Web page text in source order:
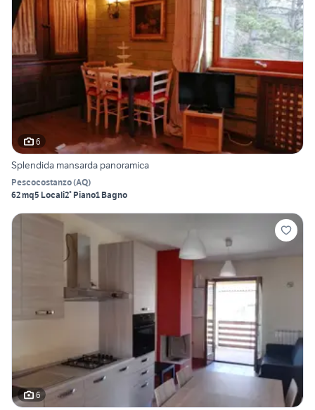
6
Splendida mansarda panoramica
Pescocostanzo(AQ)
62 mq5 Locali2° Piano1 Bagno
6